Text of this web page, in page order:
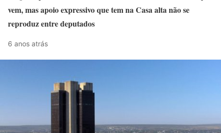
vem, mas apoio expressivo que tem na Casa alta não se
reproduz entre deputados
6 anos atrás